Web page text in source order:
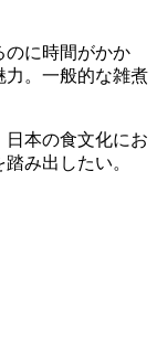
のに時間がかか
力。一般的な雑煮
本の食文化にお
み出したい。